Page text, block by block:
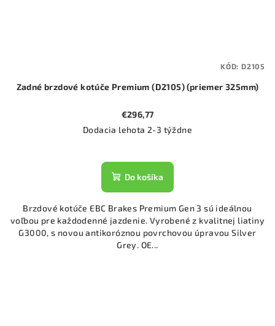
Zadné brzdové kotúče Premium (D2105) (priemer 325mm)
€296,77
Dodacia lehota 2-3 týždne
Do košíka
Brzdové kotúče EBC Brakes Premium Gen 3 sú ideálnou
voľbou pre každodenné jazdenie. Vyrobené z kvalitnej liatiny
G3000, s novou antikoróznou povrchovou úpravou Silver
Grey. OE...
KÓD: D2105